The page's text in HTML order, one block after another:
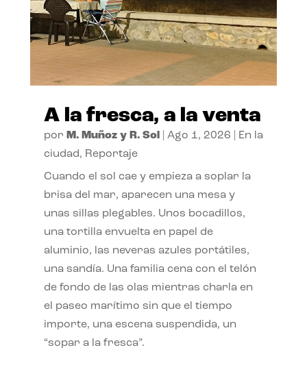
A la fresca, a la venta
por M. Muñoz y R. Sol| Ago 1, 2026
En la
ciudad, Reportaje
Cuando el sol cae y empieza a soplar la
brisa del mar, aparecen una mesa y
unas sillas plegables. Unos bocadillos,
una tortilla envuelta en papel de
aluminio, las neveras azules portátiles,
una sandía. Una familia cena con el telón
de fondo de las olas mientras charla en
el paseo marítimo sin que el tiempo
importe, una escena suspendida, un
“sopar a la fresca”.